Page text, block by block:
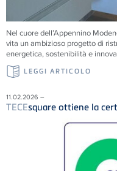
Nel cuore dell’Appennino
vita un ambizioso progetto di
energetica, sostenibilità e
LEGGI ARTICOLO
11.02.2026 –
TECEsquare ottiene la